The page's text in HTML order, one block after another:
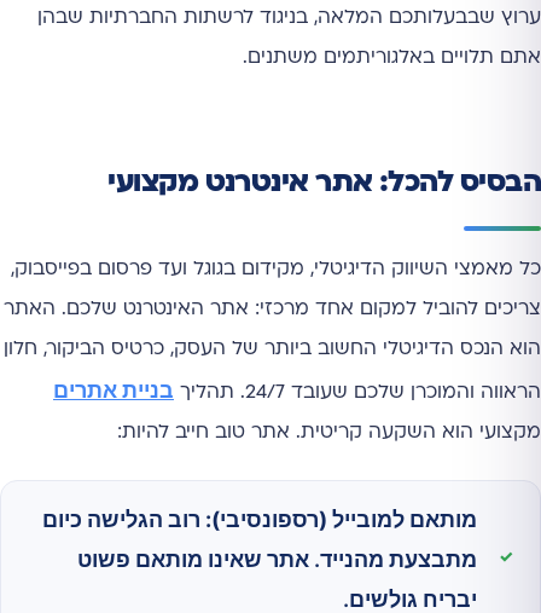
ערוץ שבבעלותכם המלאה, בניגוד לרשתות החברתיות שבהן
אתם תלויים באלגוריתמים משתנים.
הבסיס להכל: אתר אינטרנט מקצועי
כל מאמצי השיווק הדיגיטלי, מקידום בגוגל ועד פרסום בפייסבוק,
צריכים להוביל למקום אחד מרכזי: אתר האינטרנט שלכם. האתר
הוא הנכס הדיגיטלי החשוב ביותר של העסק, כרטיס הביקור, חלון
הראווה והמוכרן שלכם שעובד 24/7. תהליך בניית אתרים
מקצועי הוא השקעה קריטית. אתר טוב חייב להיות:
מותאם למובייל (רספונסיבי): רוב הגלישה כיום
מתבצעת מהנייד. אתר שאינו מותאם פשוט
יבריח גולשים.